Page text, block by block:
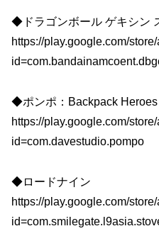
◆ドラゴンボール ゲキシン
https://play.google.com/
◆ポンポ：Backpack Heroes
https://play.google.com/
id=com.davestudio.pompo
◆ロードナイン
https://play.google.com/